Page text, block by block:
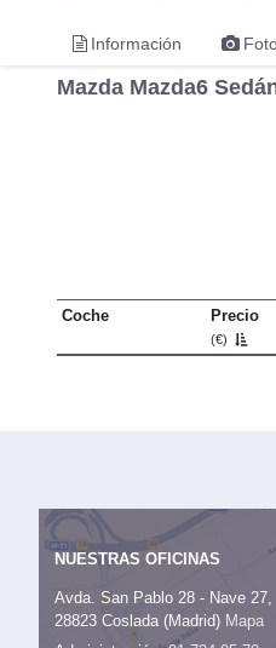
Información
Mazda Mazda6
Coche
Precio
(€)
NUESTRAS OFICINAS
Avda. San Pablo 28 - Nave 27,
28823 Coslada (Madrid) Mapa